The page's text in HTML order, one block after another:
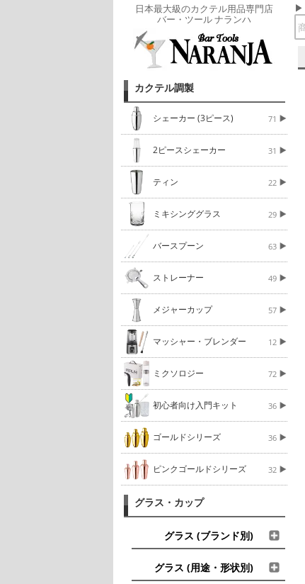
日本最大級のカクテル用品専門店
バー・ツール ナランハ
カクテル調製
シェーカー (3ピース) 71
2ピースシェーカー 31
ティン 22
ミキシンググラス 29
バースプーン 63
ストレーナー 49
メジャーカップ 57
マッシャー・ブレンダー 12
ミクソロジー 72
初心者向け入門キット 36
ゴールドシリーズ 36
ピンクゴールドシリーズ 32
グラス・カップ
グラス (ブランド別)
グラス (用途・形状別)